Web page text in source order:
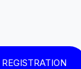
REGISTRATION